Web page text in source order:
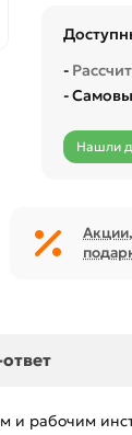
-
-
Нашли
рабочим